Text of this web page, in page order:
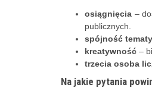
osiągnięcia –
publicznych.
spójność
kreatywność –
trzecia osoba
Na jakie pytania